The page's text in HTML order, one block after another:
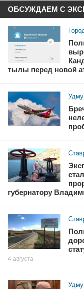
ОБСУЖДАЕМ С
тылы перед новой
губернатору
4 августа